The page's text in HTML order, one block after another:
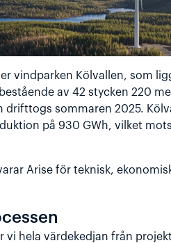
vindparken Kölvallen, som
av 42 stycken 220
sommaren 2025.
på 930 GWh, vilket
Arise för teknisk,
vi hela värdekedjan från